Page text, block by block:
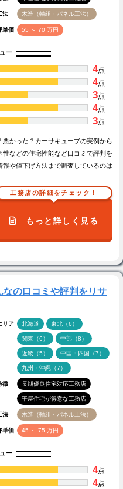
法 木造（軸組・パネル工法）
単価 55 ～ 70 万円
ー
4点
4点
3点
4点
3点
かった？カーサキューブの実例から
などの住宅性能など口コミで評判を
や値下げ方法まで調査しているのは
工務店の詳細をチェック！
もっと詳しく見る
の口コミや評判をリサ
リア 北海道 東北（6）
関東（6） 中部（8）
近畿（5） 中国・四国（7）
九州・沖縄（7）
徴 長期優良住宅対応工務店
平屋住宅が得意な工務店
法 木造（軸組・パネル工法）
単価 45 ～ 75 万円
ー
4点
4点